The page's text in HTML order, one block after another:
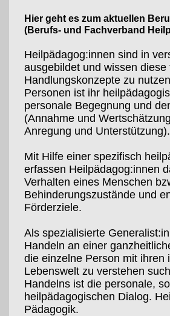
Hier geht es zum aktuellen
(Berufs- und Fachverband
Heilpädagog:innen sind in
ausgebildet und wissen
Handlungskonzepte zu
Personen ist ihr
personale Begegnung und
(Annahme und
Anregung und Unterstützung).
Mit Hilfe einer spezifisch
erfassen Heilpädagog:innen
Verhalten eines Menschen
Behinderungszustände und
Förderziele.
Als spezialisierte
Handeln an einer
die einzelne Person mit ihren
Lebenswelt zu verstehen
Handelns ist die personale,
heilpädagogischen Dialog.
Pädagogik.